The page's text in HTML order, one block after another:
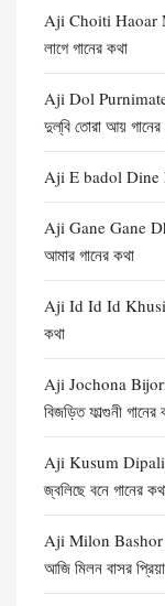
Aji Choiti Haoar
লাগে গানের কথা
Aji Dol Purnimate
দুল্‌বি তোরা আয় গানের
Aji E badol Dine
Aji Gane Gane
আমার গানের কথা
Aji Id Id Id Khusir
কথা
Aji Jochona
বিজড়িত ফাল্গুনী গানের
Aji Kusum Dipali
জ্বলিছে বনে গানের
Aji Milon
আজি মিলন বাসর